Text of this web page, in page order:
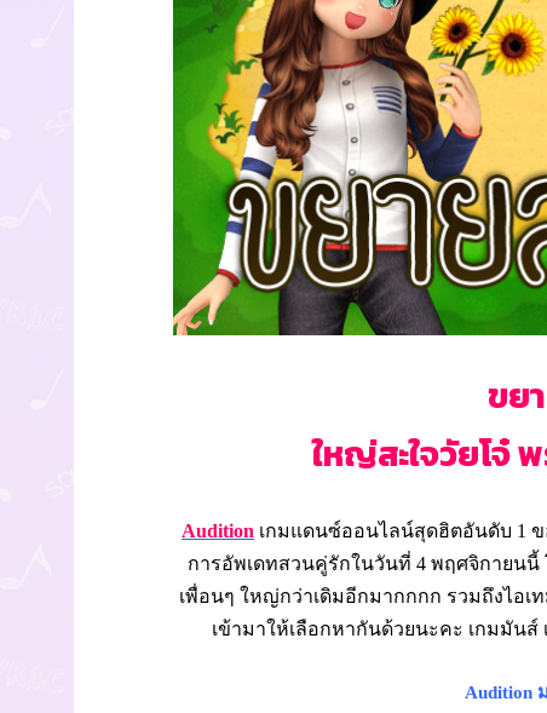
ขย
ใหญ่สะใจวัยโจ๋
Audition เกมแดนซ์ออนไลน์สุดฮิตอันดับ 1 ข
การอัพเดทสวนคู่รักในวันที่ 4 พฤศจิกายน
เพื่อนๆ ใหญ่กว่าเดิมอีกมากกกก รวมถึงไอ
เข้ามาให้เลือกหากันด้วยนะคะ เกมมันส์
Audition